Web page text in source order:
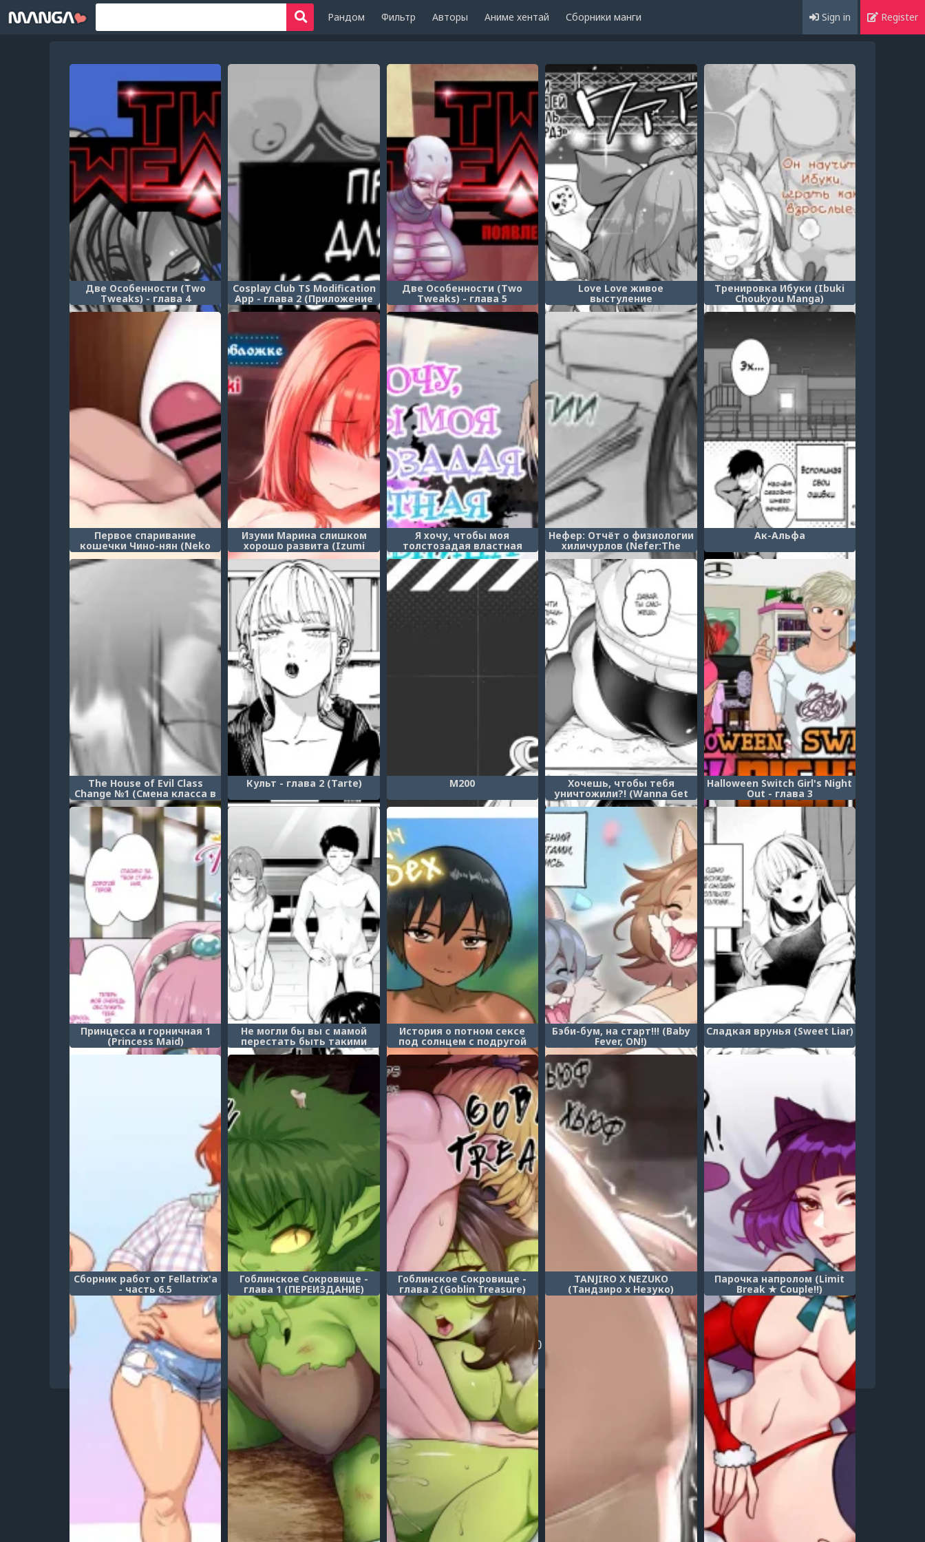
Рандом Фильтр Авторы Аниме хентай Сборники манги Sign in Register
Две Особенности (Two
Tweaks) - глава 4
Cosplay Club TS Modification
App - глава 2 (Приложение
для создания косплей-
образов TS Modification)
Две Особенности (Two
Tweaks) - глава 5
Love Love живое
выстуление
загипнотизированной
школьницы айдола (Love
Love Saimin JK Idol Nama
Honban)
Тренировка Ибуки (Ibuki
Choukyou Manga)
Первое спаривание
кошечки Чино-нян (Neko
Cos Chino-nyan to Hajimete
Изуми Марина слишком
хорошо развита (Izumi
Marina wa Hatsuiku ga
Yosugiru;Izumi Marina’s Body
is Too Well-Developed)
Я хочу, чтобы моя
толстозадая властная
начальница выжала из
меня все соки! (Dekaketsu
PowerHara Tenchou ni
Shiboraretai!)
Нефер: Отчёт о физиологии
хиличурлов (Nefer:The
Hilichurl Physiology Report)
Ак-Альфа
The House of Evil Class
Change №1 (Смена класса в
доме зла)
Культ - глава 2 (Tarte) М200 Хочешь, чтобы тебя
уничтожили?! (Wanna Get
Demolished!?)
Halloween Switch Girl's Night
Out - глава 3
Принцесса и горничная 1
(Princess Maid)
Не могли бы вы с мамой
перестать быть такими
шлюхами?! (Yariman Oyako
История о потном сексе
под солнцем с подругой
детства-пацанкой. (Boyish
na Osananajimi to Taiyou no
Shita de Asedaku Sex suru
Hanashi)
Бэби-бум, на старт!!! (Baby
Fever, ON!)
Сладкая врунья (Sweet Liar)
Сборник работ от Fellatrix'а
- часть 6.5
Гоблинское Сокровище -
глава 1 (ПЕРЕИЗДАНИЕ)
(Goblin Treasure RAMAKE)
Гоблинское Сокровище -
глава 2 (Goblin Treasure)
TANJIRO X NEZUKO
(Тандзиро x Незуко)
Парочка напролом (Limit
Break ★ Couple!!)
... 5 7 8 10